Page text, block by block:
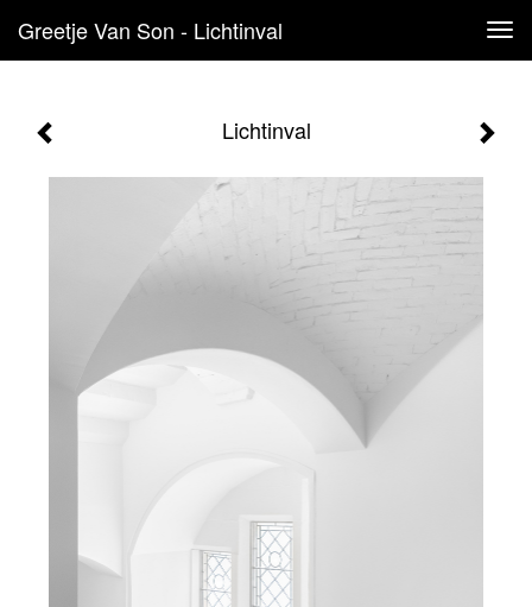
Greetje Van Son - Lichtinval
Lichtinval